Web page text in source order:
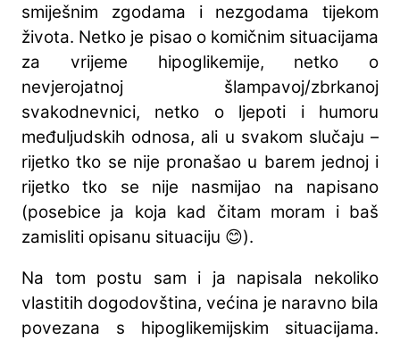
smiješnim zgodama i nezgodama tijekom
života. Netko je pisao o komičnim situacijama
za vrijeme hipoglikemije, netko o
nevjerojatnoj šlampavoj/zbrkanoj
svakodnevnici, netko o ljepoti i humoru
međuljudskih odnosa, ali u svakom slučaju –
rijetko tko se nije pronašao u barem jednoj i
rijetko tko se nije nasmijao na napisano
(posebice ja koja kad čitam moram i baš
zamisliti opisanu situaciju 😊).
Na tom postu sam i ja napisala nekoliko
vlastitih dogodovština, većina je naravno bila
povezana s hipoglikemijskim situacijama.